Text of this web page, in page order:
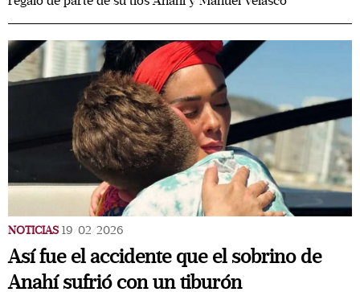
NOTICIAS 19/02/2026
Así fue el accidente que el sobrino de
Anahí sufrió con un tiburón